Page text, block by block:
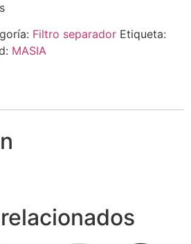
Filtro separador Etiqueta:
MASIA